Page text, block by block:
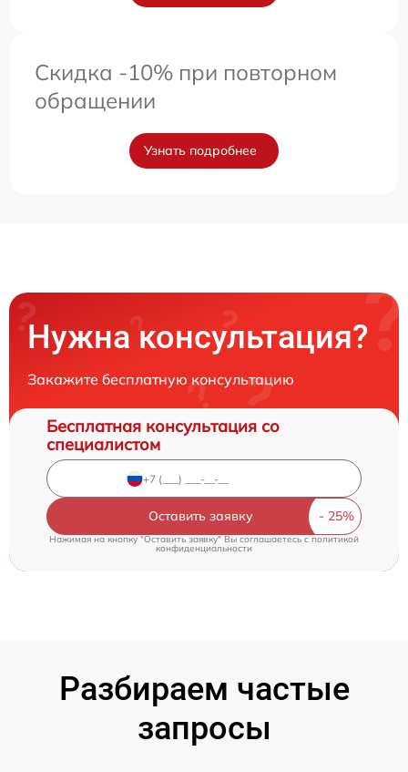
Скидка -10% при повторном
обращении
Узнать подробнее
Нужна консультация?
Закажите бесплатную консультацию
Бесплатная консультация со
специалистом
Оставить заявку
Нажимая на кнопку "Оставить заявку" Вы соглашаетесь c политикой
конфиденциальности
Разбираем частые
запросы